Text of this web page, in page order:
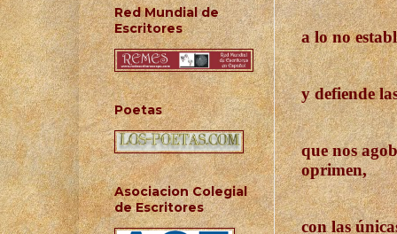
a lo no
y defiende
que nos
oprimen,
con las
Red Mundial de
Escritores
Poetas
Asociacion Colegial
de Escritores